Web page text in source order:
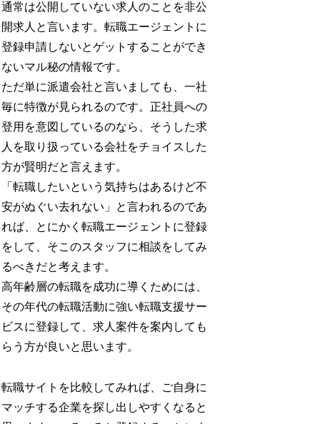
通常は公開していない求人のことを非公
開求人と言います。転職エージェントに
登録申請しないとゲットすることができ
ないマル秘の情報です。
ただ単に派遣会社と言いましても、一社
毎に特徴が見られるのです。正社員への
登用を意図しているのなら、そうした求
人を取り扱っている会社をチョイスした
方が賢明だと言えます。
「転職したいという気持ちはあるけど不
安がぬぐい去れない」と言われるのであ
れば、とにかく転職エージェントに登録
をして、そこのスタッフに相談をしてみ
るべきだと考えます。
高年齢層の転職を成功に導くためには、
その年代の転職活動に強い転職支援サー
ビスに登録して、求人案件を案内しても
らう方が良いと思います。
転職サイトを比較してみれば、ご自身に
マッチする企業を探し出しやすくなると